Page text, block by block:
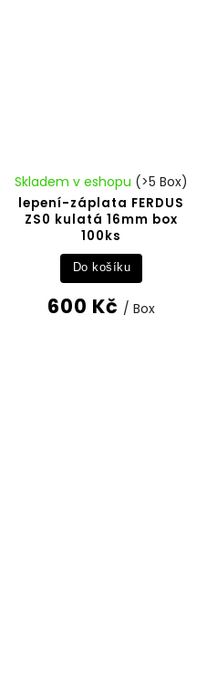
lepení-záplata FERDUS
ZS0 kulatá 16mm box
100ks
Skladem v eshopu (>5 Box)
600 Kč / Box
Do košíku